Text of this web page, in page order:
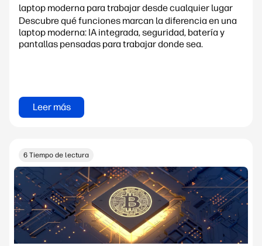
laptop moderna para trabajar desde cualquier lugar
Descubre qué funciones marcan la diferencia en una
laptop moderna: IA integrada, seguridad, batería y
pantallas pensadas para trabajar donde sea.
Leer más
6 Tiempo de lectura